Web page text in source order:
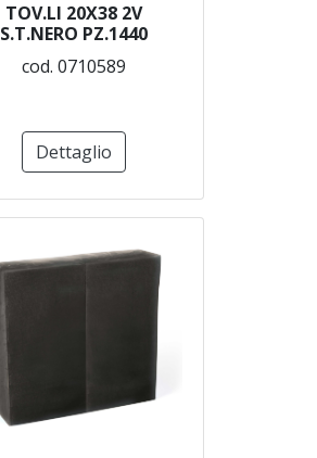
TOV.LI 20X38 2V
S.T.NERO PZ.1440
cod. 0710589
Dettaglio